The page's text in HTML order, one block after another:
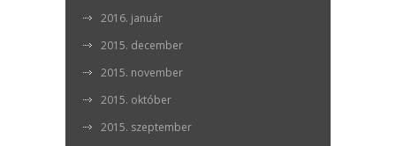
2016. január
2015. december
2015. november
2015. október
2015. szeptember